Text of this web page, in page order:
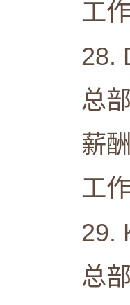
工作
28.
总部:
薪酬
工作
29.
总部: